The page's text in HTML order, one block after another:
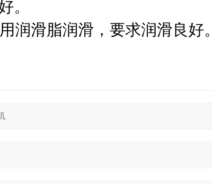
。
润滑脂润滑，要求润滑良好。